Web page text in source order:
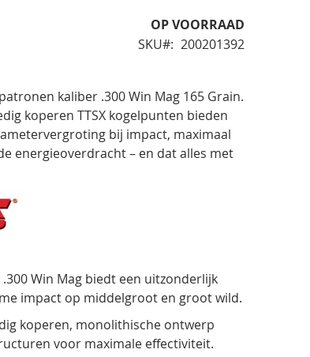
OP VOORRAAD
SKU
200201392
kaliber .300 Win Mag 165 Grain.
koperen TTSX kogelpunten bieden
bij impact, maximaal
energieoverdracht – en dat alles met
.300 Win Mag biedt een uitzonderlijk
impact op middelgroot en groot wild.
koperen, monolithische ontwerp
voor maximale effectiviteit.